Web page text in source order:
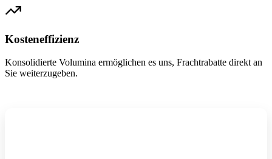
Kosteneffizienz
Konsolidierte Volumina ermöglichen es uns, Frachtrabatte direkt an
Sie weiterzugeben.